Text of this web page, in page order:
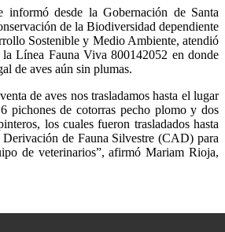
informó desde la Gobernación de Santa
de la Biodiversidad dependiente
Sostenible y Medio Ambiente, atendió
Línea Fauna Viva 800142052 en donde
de aves aún sin plumas.
de aves nos trasladamos hasta el lugar
pichones de cotorras pecho plomo y dos
los cuales fueron trasladados hasta
de Fauna Silvestre (CAD) para
de veterinarios”, afirmó Mariam Rioja,